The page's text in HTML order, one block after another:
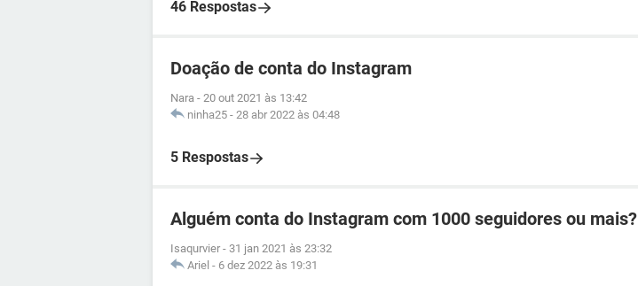
46 Respostas
Doação de conta do Instagram
Nara - 20 out 2021 às 13:42
ninha25 - 28 abr 2022 às 04:48
5 Respostas
Alguém conta do Instagram com 1000 seguidores ou mais?
Isaqurvier - 31 jan 2021 às 23:32
Ariel - 6 dez 2022 às 19:31